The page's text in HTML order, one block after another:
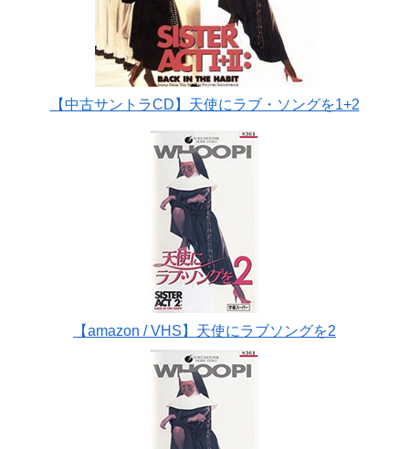
【中古サントラCD】天使にラブ・ソングを1+2
【amazon / VHS】天使にラブソングを2